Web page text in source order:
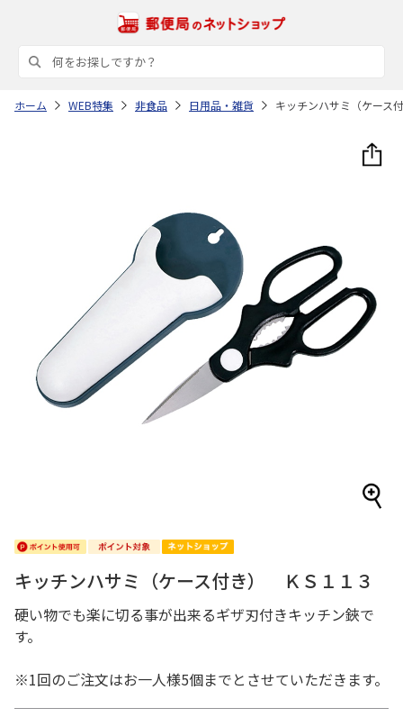
ホーム WEB特集 非食品 日用品・雑貨 キッチンハサミ（ケース
キッチンハサミ（ケース付き） ＫＳ１１３
硬い物でも楽に切る事が出来るギザ刃付きキッチン鋏で
す。
※1回のご注文はお一人様5個までとさせていただきます。